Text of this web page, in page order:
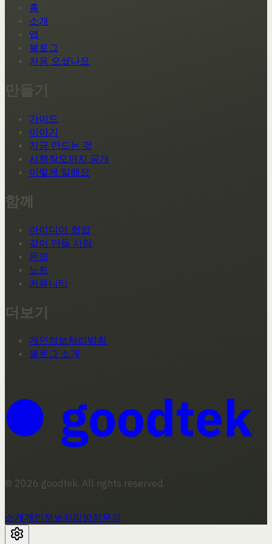
홈
소개
앱
블로그
처음 오셨나요
가이드
이야기
지금 만드는 것
시행착오까지 공개
이렇게 일해요
함께
아이디어·협업
같이 만들 사람
문의
노트
커뮤니티
더보기
개인정보처리방침
블로그 소개
© 2026 goodtek. All rights reserved.
·
소개개인정보처리방침문의